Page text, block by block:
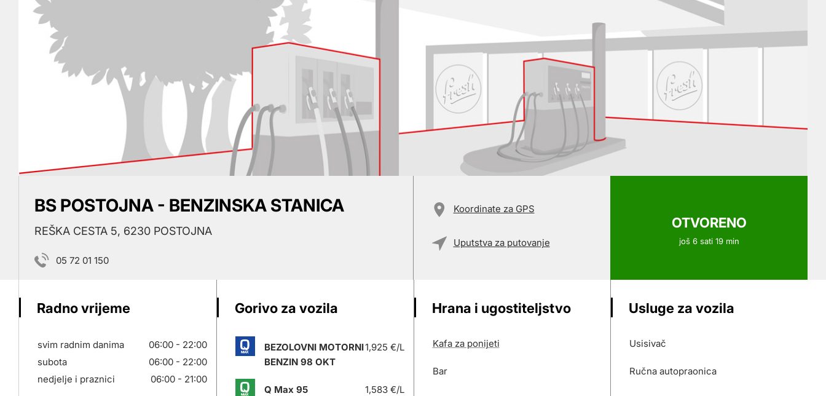
OTVORENO
još 6 sati 19 min
BS POSTOJNA - BENZINSKA STANICA
REŠKA CESTA 5, 6230 POSTOJNA
05 72 01 150
Koordinate za GPS
Uputstva za putovanje
Radno vrijeme
svim radnim danima
06:00 - 22:00
subota
06:00 - 22:00
nedjelje i praznici
06:00 - 21:00
Gorivo za vozila
BEZOLOVNI MOTORNI
BENZIN 98 OKT
1,925 €/L
Q Max 95 1,583 €/L
Hrana i ugostiteljstvo
Kafa za ponijeti
Bar
Usluge za vozila
Usisivač
Ručna autopraonica